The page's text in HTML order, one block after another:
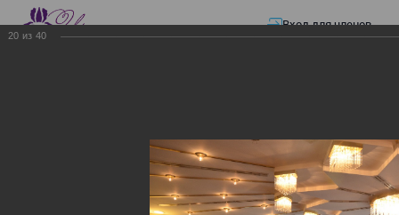
Вход для членов
Презентации—Изменения в трудовом и налоговом
законодательстве: Обязательное медицинское страхование, всеобщее
налоговое декларирование, изменения в налоговом законодательстве
2017 года в части ИПН и СН
20 из 40